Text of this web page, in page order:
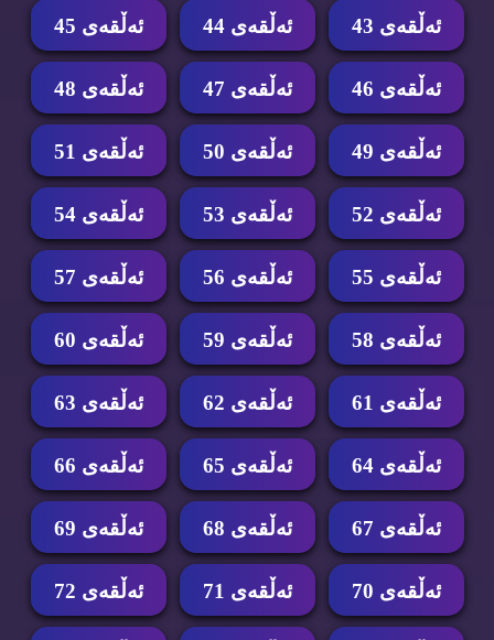
ئه‌ڵقه‌ی 43 ئه‌ڵقه‌ی 44 ئه‌ڵقه‌ی 45
ئه‌ڵقه‌ی 46 ئه‌ڵقه‌ی 47 ئه‌ڵقه‌ی 48
ئه‌ڵقه‌ی 49 ئه‌ڵقه‌ی 50 ئه‌ڵقه‌ی 51
ئه‌ڵقه‌ی 52 ئه‌ڵقه‌ی 53 ئه‌ڵقه‌ی 54
ئه‌ڵقه‌ی 55 ئه‌ڵقه‌ی 56 ئه‌ڵقه‌ی 57
ئه‌ڵقه‌ی 58 ئه‌ڵقه‌ی 59 ئه‌ڵقه‌ی 60
ئه‌ڵقه‌ی 61 ئه‌ڵقه‌ی 62 ئه‌ڵقه‌ی 63
ئه‌ڵقه‌ی 64 ئه‌ڵقه‌ی 65 ئه‌ڵقه‌ی 66
ئه‌ڵقه‌ی 67 ئه‌ڵقه‌ی 68 ئه‌ڵقه‌ی 69
ئه‌ڵقه‌ی 70 ئه‌ڵقه‌ی 71 ئه‌ڵقه‌ی 72